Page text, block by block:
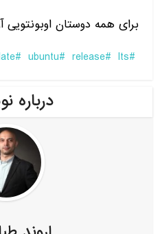
برای همه دوستان اوبونتویی
lts
release
ubuntu
درباره